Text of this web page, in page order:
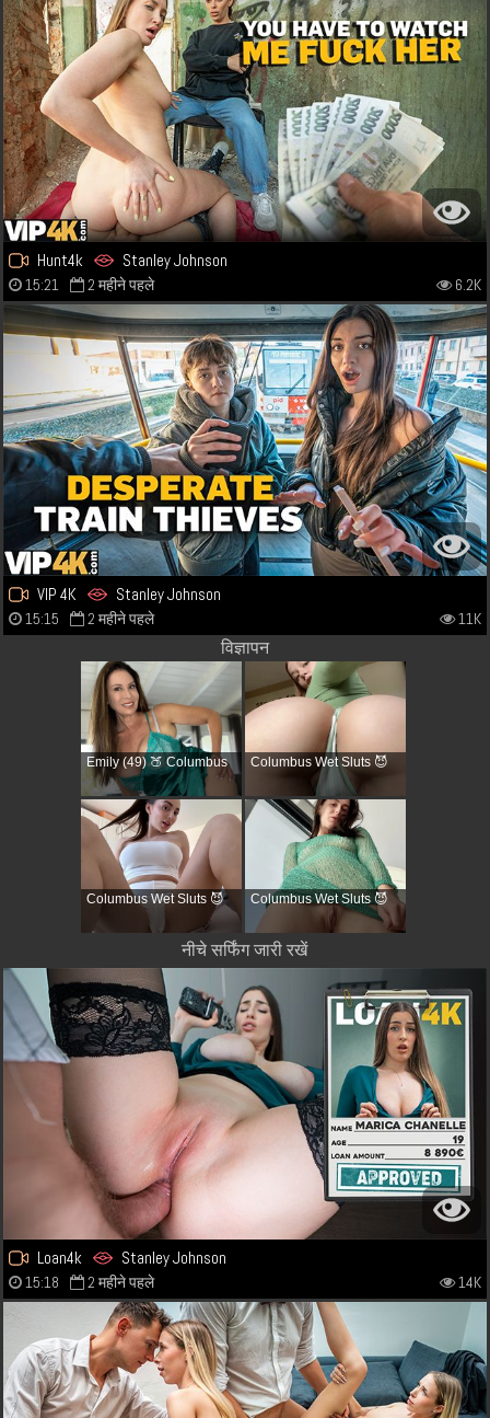
Hunt4k Stanley Johnson
15:21 2 महीने पहले 6.2K
VIP 4K Stanley Johnson
15:15 2 महीने पहले 11K
विज्ञापन
Emily (49) 🍑 Columbus Columbus Wet Sluts 😈
Columbus Wet Sluts 😈 Columbus Wet Sluts 😈
नीचे सर्फिंग जारी रखें
Loan4k Stanley Johnson
15:18 2 महीने पहले 14K